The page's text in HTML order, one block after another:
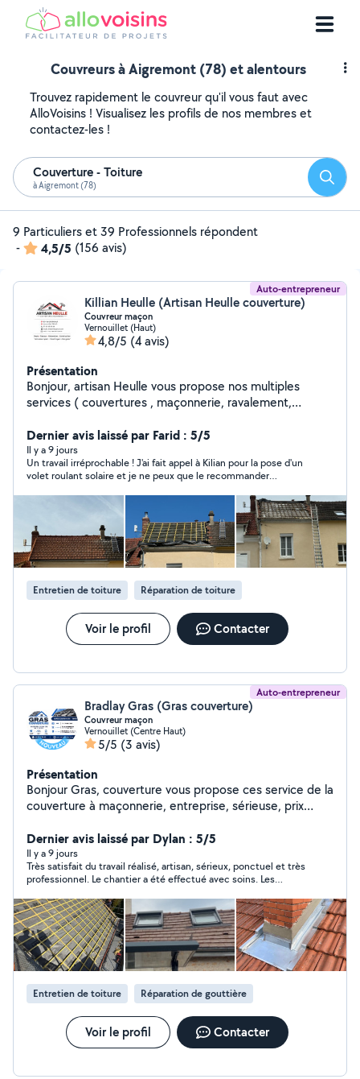
Couvreurs à Aigremont (78) et alentours
Trouvez rapidement le couvreur qu'il vous faut avec
AlloVoisins ! Visualisez les profils de nos membres et
contactez-les !
Couverture - Toiture
à Aigremont (78)
9 Particuliers et 39 Professionnels répondent
-
4,5/5 (156 avis)
Auto-entrepreneur
Killian Heulle (Artisan Heulle couverture)
Couvreur maçon
Vernouillet (Haut)
4,8/5 (4 avis)
Présentation
Bonjour, artisan Heulle vous propose nos multiples
services ( couvertures , maçonnerie, ravalement,
maçonnerie,peinture extérieur, etc ) intervention rapide
travaux de qualité
Dernier avis laissé par Farid : 5/5
Il y a 9 jours
Un travail irréprochable ! ​J'ai fait appel à Kilian pour la pose d'un
volet roulant solaire et je ne peux que le recommander
professionnel, efficace et à l'écoute dès le début. Il sait
parfaitement s'adapter aux contraintes du chantier et a su
évaluer avec une grande précision l'étendue réelle des travaux
à effectuer, sans aucune mauvaise surprise. En plus d'être très
compétent, il est particulièrement arrangeant. ​Vous pouvez lui
faire confiance les yeux fermés !
Entretien de toiture
Réparation de toiture
Voir le profil Contacter
Auto-entrepreneur
Bradlay Gras (Gras couverture)
Couvreur maçon
Vernouillet (Centre Haut)
5/5 (3 avis)
Présentation
Bonjour Gras, couverture vous propose ces service de la
couverture à maçonnerie, entreprise, sérieuse, prix
renseignements devis et déplacement gratuit.
Cordialement
Dernier avis laissé par Dylan : 5/5
Il y a 9 jours
Très satisfait du travail réalisé, artisan, sérieux, ponctuel et très
professionnel. Le chantier a été effectué avec soins. Les
travaux. Les délais ont été respectés. Les tarifs sont honnête.
Je recommande vivement cette entreprise pour tous vos
travaux de couverture, maçonnerie et rénovation. Merci encore
pour votre professionnalisme.
Entretien de toiture Réparation de gouttière
Voir le profil Contacter